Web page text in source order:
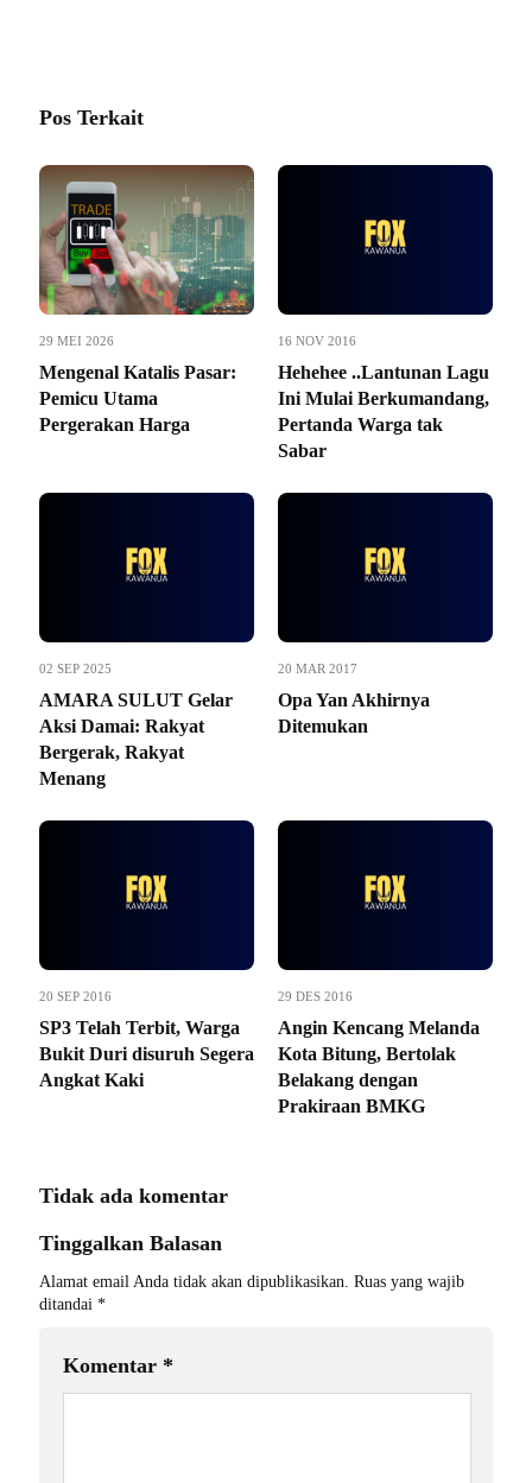
Pos Terkait
29 MEI 2026
Mengenal Katalis Pasar:
Pemicu Utama
Pergerakan Harga
16 NOV 2016
Hehehee ..Lantunan Lagu
Ini Mulai Berkumandang,
Pertanda Warga tak
Sabar
02 SEP 2025
AMARA SULUT Gelar
Aksi Damai: Rakyat
Bergerak, Rakyat
Menang
20 MAR 2017
Opa Yan Akhirnya
Ditemukan
20 SEP 2016
SP3 Telah Terbit, Warga
Bukit Duri disuruh Segera
Angkat Kaki
29 DES 2016
Angin Kencang Melanda
Kota Bitung, Bertolak
Belakang dengan
Prakiraan BMKG
Tidak ada komentar
Tinggalkan Balasan
Alamat email Anda tidak akan dipublikasikan. Ruas yang wajib
ditandai *
Komentar *